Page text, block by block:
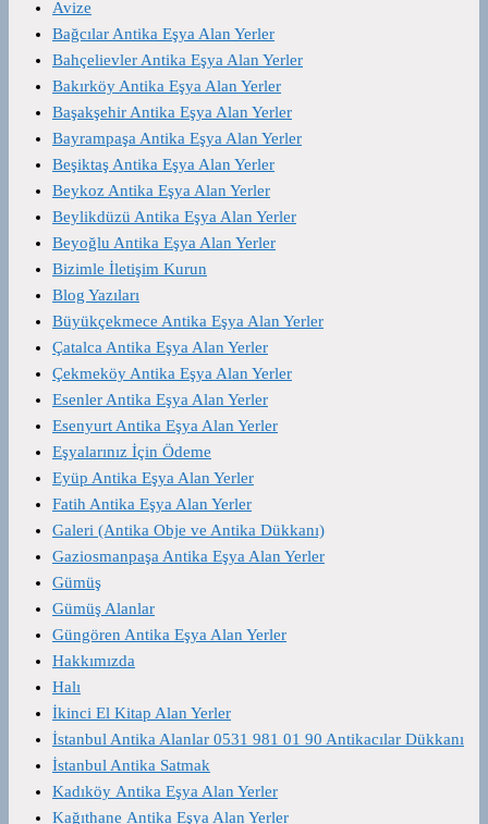
Avize
Bağcılar Antika Eşya Alan Yerler
Bahçelievler Antika Eşya Alan Yerler
Bakırköy Antika Eşya Alan Yerler
Başakşehir Antika Eşya Alan Yerler
Bayrampaşa Antika Eşya Alan Yerler
Beşiktaş Antika Eşya Alan Yerler
Beykoz Antika Eşya Alan Yerler
Beylikdüzü Antika Eşya Alan Yerler
Beyoğlu Antika Eşya Alan Yerler
Bizimle İletişim Kurun
Blog Yazıları
Büyükçekmece Antika Eşya Alan Yerler
Çatalca Antika Eşya Alan Yerler
Çekmeköy Antika Eşya Alan Yerler
Esenler Antika Eşya Alan Yerler
Esenyurt Antika Eşya Alan Yerler
Eşyalarınız İçin Ödeme
Eyüp Antika Eşya Alan Yerler
Fatih Antika Eşya Alan Yerler
Galeri (Antika Obje ve Antika Dükkanı)
Gaziosmanpaşa Antika Eşya Alan Yerler
Gümüş
Gümüş Alanlar
Güngören Antika Eşya Alan Yerler
Hakkımızda
Halı
İkinci El Kitap Alan Yerler
İstanbul Antika Alanlar 0531 981 01 90 Antikacılar Dükkanı
İstanbul Antika Satmak
Kadıköy Antika Eşya Alan Yerler
Kağıthane Antika Eşya Alan Yerler